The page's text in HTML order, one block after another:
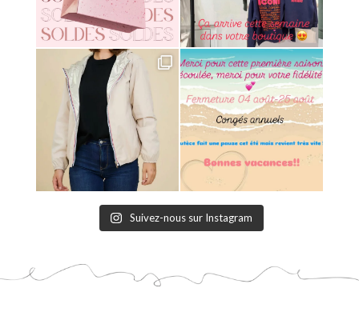
Suivez-nous sur Instagram